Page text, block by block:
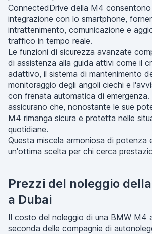
ConnectedDrive della M4
integrazione con lo smartphone,
intrattenimento, comunicazione e
traffico in tempo reale.
Le funzioni di sicurezza avanzate
di assistenza alla guida attivi come il
adattivo, il sistema di mantenimento
monitoraggio degli angoli ciechi e
con frenata automatica di emergenza.
assicurano che, nonostante le sue
M4 rimanga sicura e protetta nelle
quotidiane.
Questa miscela armoniosa di potenza
un'ottima scelta per chi cerca
Prezzi del noleggio
a Dubai
Il costo del noleggio di una BMW M4
seconda delle compagnie di